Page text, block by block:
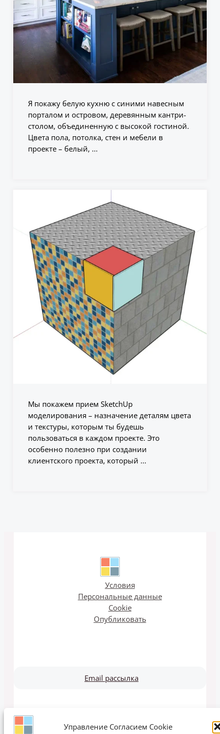
Управление Согласием Cookie
Я покажу белую кухню с синими навесным
порталом и островом, деревянным кантри-
столом, объединенную с высокой гостиной.
Цвета пола, потолка, стен и мебели в
проекте – белый, ...
Мы покажем прием SketchUp
моделирования – назначение деталям цвета
и текстуры, которым ты будешь
пользоваться в каждом проекте. Это
особенно полезно при создании
клиентского проекта, который ...
Условия
Персональные данные
Cookie
Опубликовать
Email рассылка